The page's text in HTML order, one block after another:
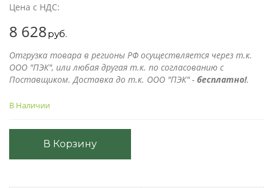
Цена с НДС:
8 628руб.
Отгрузка товара в регионы РФ осуществляется через т.к.
ООО "ПЭК", или любая другая т.к. по согласованию с
Поставщиком. Доставка до т.к. ООО "ПЭК" - бесплатно!.
В Наличии
В Корзину